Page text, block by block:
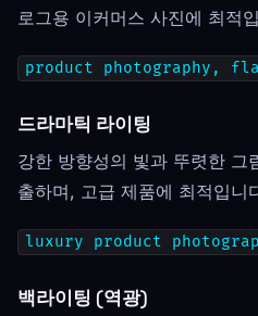
로그용 이커머스 사진에 최적
product photography,
드라마틱 라이팅
강한 방향성의 빛과 뚜렷한 그
출하며, 고급 제품에 최적입니
luxury product
백라이팅 (역광)